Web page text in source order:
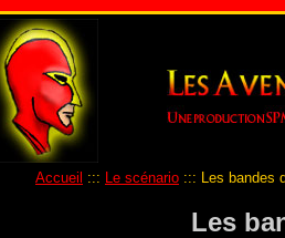
Accueil ::: Le scénario ::: Les bandes
Les